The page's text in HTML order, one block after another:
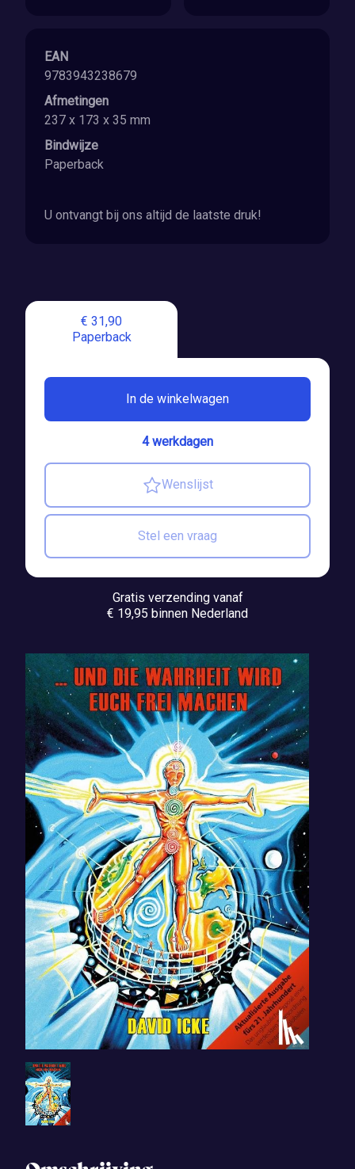
€ 31,90
Paperback
In de winkelwagen
4 werkdagen
Wenslijst
Stel een vraag
Gratis verzending vanaf
€ 19,95 binnen Nederland
EAN
9783943238679
Afmetingen
237 x 173 x 35 mm
Bindwijze
Paperback
U ontvangt bij ons altijd de laatste druk!